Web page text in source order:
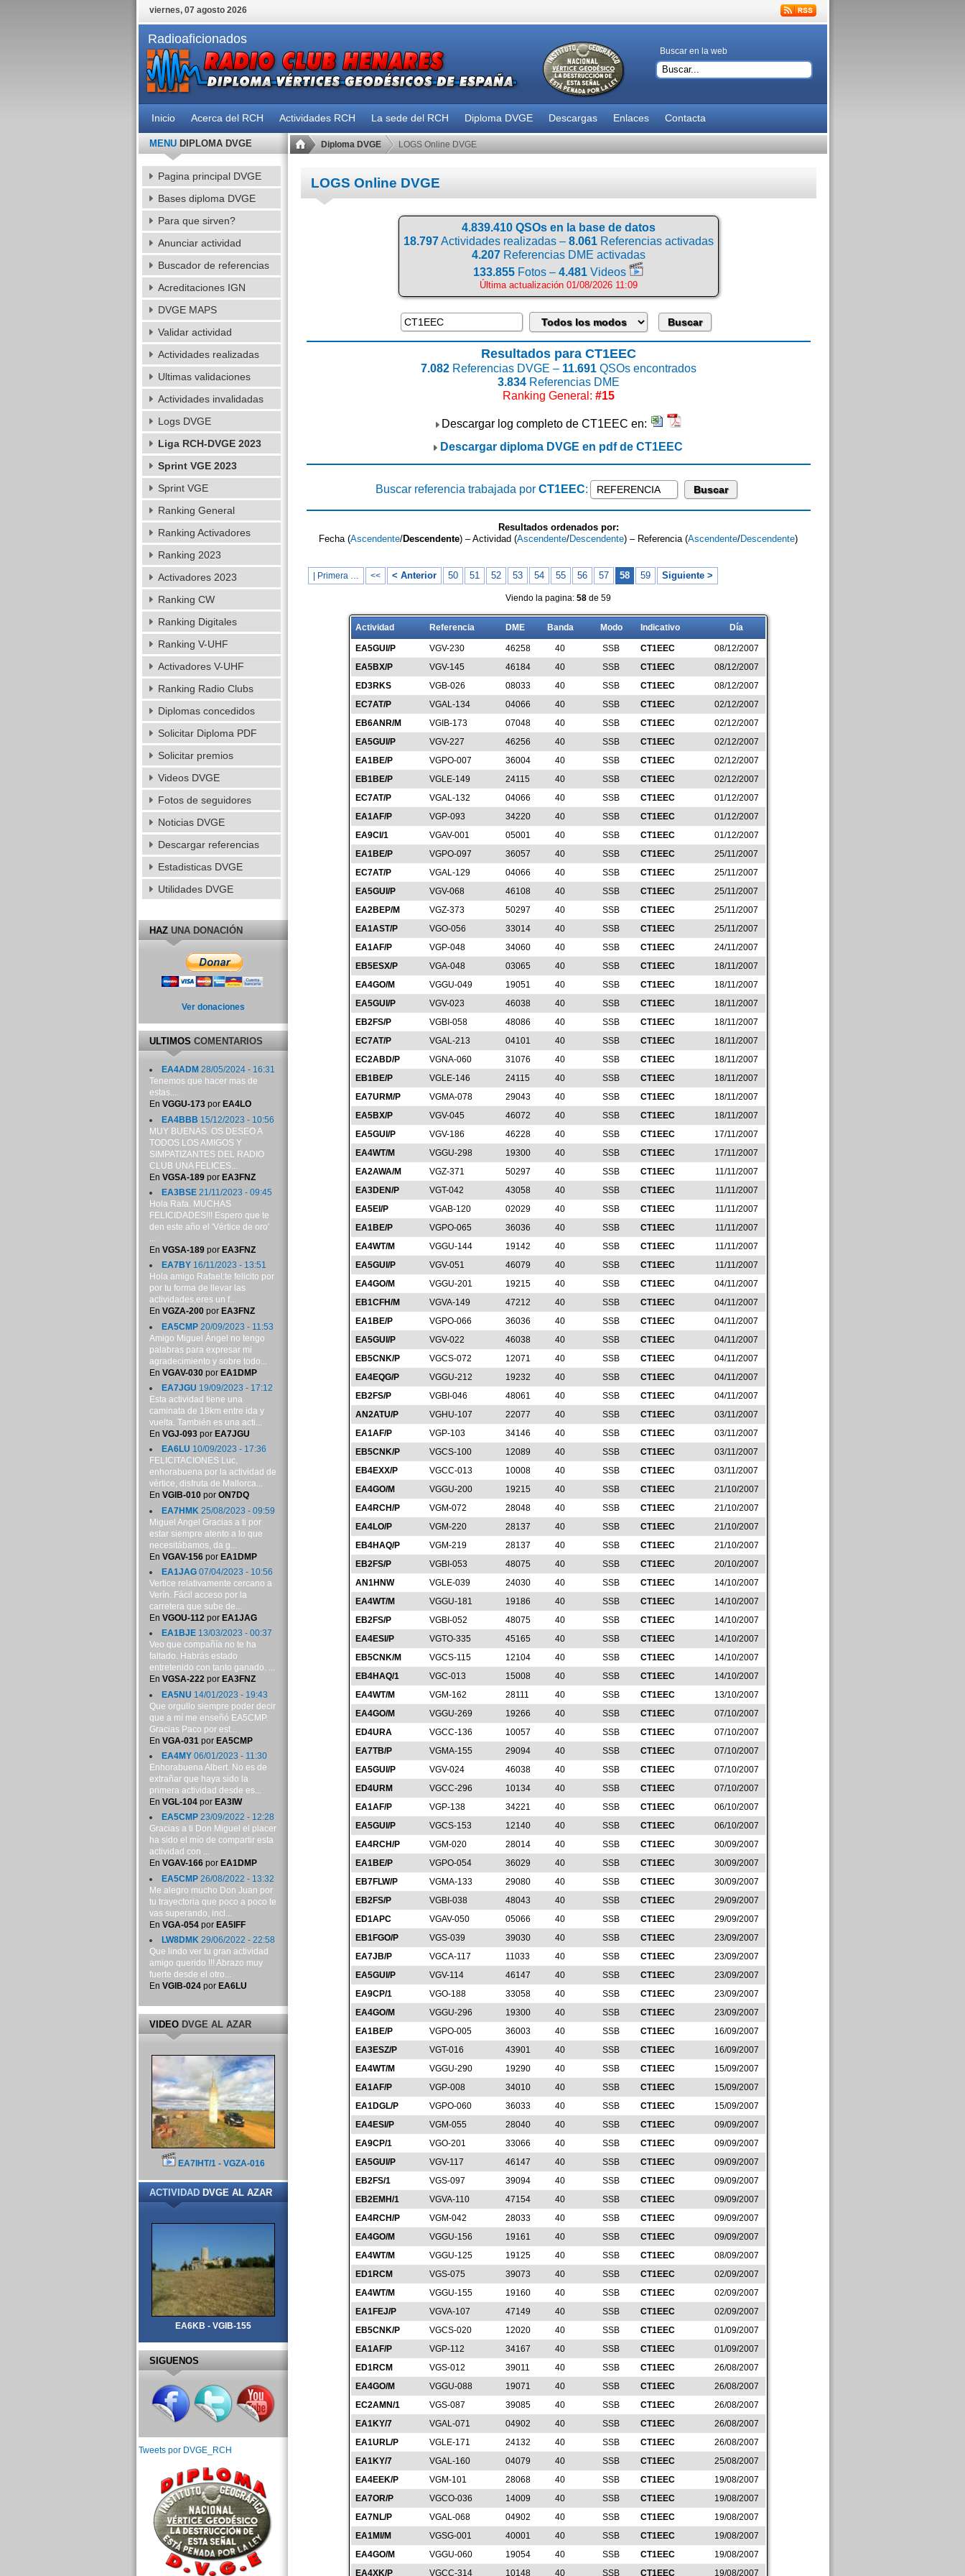
viernes, 07 agosto 2026
Radioaficionados
Buscar en la web
Inicio Acerca del RCH Actividades RCH La sede del RCH Diploma DVGE Descargas Enlaces Contacta
Diploma DVGE LOGS Online DVGE
LOGS Online DVGE
4.839.410 QSOs en la base de datos
18.797Actividades realizadas – 8.061Referencias activadas
4.207Referencias DME activadas
133.855 Fotos – 4.481 Videos
Última actualización 01/08/2026 11:09
Resultados para CT1EEC
7.082Referencias DVGE – 11.691QSOs encontrados
3.834Referencias DME
Ranking General: #15
Descargar log completo de CT1EEC en:
Descargar diploma DVGE en pdf de CT1EEC
Buscar referencia trabajada por CT1EEC:
Resultados ordenados por:
Fecha (Ascendente/Descendente) – Actividad (Ascendente/Descendente) – Referencia (Ascendente/Descendente)
| Primera … << < Anterior 50 51 52 53 54 55 56 57 58 59 Siguiente >
Viendo la pagina: 58 de 59
Actividad Referencia DME Banda Modo Indicativo Día
EA5GUI/P VGV-230 46258 40 SSB CT1EEC
08/12/2007
EA5BX/P
VGV-145 46184 40 SSB CT1EEC
08/12/2007
ED3RKS
VGB-026 08033 40 SSB CT1EEC
08/12/2007
EC7AT/P
VGAL-134 04066 40 SSB CT1EEC
02/12/2007
EB6ANR/M
VGIB-173 07048 40 SSB CT1EEC
02/12/2007
EA5GUI/P
VGV-227 46256 40 SSB CT1EEC
02/12/2007
EA1BE/P
VGPO-007 36004 40 SSB CT1EEC
02/12/2007
EB1BE/P
VGLE-149 24115 40 SSB CT1EEC
02/12/2007
EC7AT/P
VGAL-132 04066 40 SSB CT1EEC
01/12/2007
EA1AF/P
VGP-093 34220 40 SSB CT1EEC
01/12/2007
EA9CI/1
VGAV-001 05001 40 SSB CT1EEC
01/12/2007
EA1BE/P
VGPO-097 36057 40 SSB CT1EEC
25/11/2007
EC7AT/P
VGAL-129 04066 40 SSB CT1EEC
25/11/2007
EA5GUI/P
VGV-068 46108 40 SSB CT1EEC
25/11/2007
EA2BEP/M
VGZ-373 50297 40 SSB CT1EEC
25/11/2007
EA1AST/P
VGO-056 33014 40 SSB CT1EEC
25/11/2007
EA1AF/P
VGP-048 34060 40 SSB CT1EEC
24/11/2007
EB5ESX/P
VGA-048 03065 40 SSB CT1EEC
18/11/2007
EA4GO/M
VGGU-049 19051 40 SSB CT1EEC
18/11/2007
EA5GUI/P
VGV-023 46038 40 SSB CT1EEC
18/11/2007
EB2FS/P
VGBI-058 48086 40 SSB CT1EEC
18/11/2007
EC7AT/P
VGAL-213 04101 40 SSB CT1EEC
18/11/2007
EC2ABD/P
VGNA-060 31076 40 SSB CT1EEC
18/11/2007
EB1BE/P
VGLE-146 24115 40 SSB CT1EEC
18/11/2007
EA7URM/P
VGMA-078 29043 40 SSB CT1EEC
18/11/2007
EA5BX/P
VGV-045 46072 40 SSB CT1EEC
18/11/2007
EA5GUI/P
VGV-186 46228 40 SSB CT1EEC
17/11/2007
EA4WT/M
VGGU-298 19300 40 SSB CT1EEC
17/11/2007
EA2AWA/M
VGZ-371 50297 40 SSB CT1EEC
11/11/2007
EA3DEN/P
VGT-042 43058 40 SSB CT1EEC
11/11/2007
EA5EI/P
VGAB-120 02029 40 SSB CT1EEC
11/11/2007
EA1BE/P
VGPO-065 36036 40 SSB CT1EEC
11/11/2007
EA4WT/M
VGGU-144 19142 40 SSB CT1EEC
11/11/2007
EA5GUI/P
VGV-051 46079 40 SSB CT1EEC
11/11/2007
EA4GO/M
VGGU-201 19215 40 SSB CT1EEC
04/11/2007
EB1CFH/M
VGVA-149 47212 40 SSB CT1EEC
04/11/2007
EA1BE/P
VGPO-066 36036 40 SSB CT1EEC
04/11/2007
EA5GUI/P
VGV-022 46038 40 SSB CT1EEC
04/11/2007
EB5CNK/P
VGCS-072 12071 40 SSB CT1EEC
04/11/2007
EA4EQG/P
VGGU-212 19232 40 SSB CT1EEC
04/11/2007
EB2FS/P
VGBI-046 48061 40 SSB CT1EEC
04/11/2007
AN2ATU/P
VGHU-107 22077 40 SSB CT1EEC
03/11/2007
EA1AF/P
VGP-103 34146 40 SSB CT1EEC
03/11/2007
EB5CNK/P
VGCS-100 12089 40 SSB CT1EEC
03/11/2007
EB4EXX/P
VGCC-013 10008 40 SSB CT1EEC
03/11/2007
EA4GO/M
VGGU-200 19215 40 SSB CT1EEC
21/10/2007
EA4RCH/P
VGM-072 28048 40 SSB CT1EEC
21/10/2007
EA4LO/P
VGM-220 28137 40 SSB CT1EEC
21/10/2007
EB4HAQ/P
VGM-219 28137 40 SSB CT1EEC
21/10/2007
EB2FS/P
VGBI-053 48075 40 SSB CT1EEC
20/10/2007
AN1HNW
VGLE-039 24030 40 SSB CT1EEC
14/10/2007
EA4WT/M
VGGU-181 19186 40 SSB CT1EEC
14/10/2007
EB2FS/P
VGBI-052 48075 40 SSB CT1EEC
14/10/2007
EA4ESI/P
VGTO-335 45165 40 SSB CT1EEC
14/10/2007
EB5CNK/M
VGCS-115 12104 40 SSB CT1EEC
14/10/2007
EB4HAQ/1
VGC-013 15008 40 SSB CT1EEC
14/10/2007
EA4WT/M
VGM-162 28111 40 SSB CT1EEC
13/10/2007
EA4GO/M
VGGU-269 19266 40 SSB CT1EEC
07/10/2007
ED4URA
VGCC-136 10057 40 SSB CT1EEC
07/10/2007
EA7TB/P
VGMA-155 29094 40 SSB CT1EEC
07/10/2007
EA5GUI/P
VGV-024 46038 40 SSB CT1EEC
07/10/2007
ED4URM
VGCC-296 10134 40 SSB CT1EEC
07/10/2007
EA1AF/P
VGP-138 34221 40 SSB CT1EEC
06/10/2007
EA5GUI/P
VGCS-153 12140 40 SSB CT1EEC
06/10/2007
EA4RCH/P
VGM-020 28014 40 SSB CT1EEC
30/09/2007
EA1BE/P
VGPO-054 36029 40 SSB CT1EEC
30/09/2007
EB7FLW/P
VGMA-133 29080 40 SSB CT1EEC
30/09/2007
EB2FS/P
VGBI-038 48043 40 SSB CT1EEC
29/09/2007
ED1APC
VGAV-050 05066 40 SSB CT1EEC
29/09/2007
EB1FGO/P
VGS-039 39030 40 SSB CT1EEC
23/09/2007
EA7JB/P
VGCA-117 11033 40 SSB CT1EEC
23/09/2007
EA5GUI/P
VGV-114 46147 40 SSB CT1EEC
23/09/2007
EA9CP/1
VGO-188 33058 40 SSB CT1EEC
23/09/2007
EA4GO/M
VGGU-296 19300 40 SSB CT1EEC
23/09/2007
EA1BE/P
VGPO-005 36003 40 SSB CT1EEC
16/09/2007
EA3ESZ/P
VGT-016 43901 40 SSB CT1EEC
16/09/2007
EA4WT/M
VGGU-290 19290 40 SSB CT1EEC
15/09/2007
EA1AF/P
VGP-008 34010 40 SSB CT1EEC
15/09/2007
EA1DGL/P
VGPO-060 36033 40 SSB CT1EEC
15/09/2007
EA4ESI/P
VGM-055 28040 40 SSB CT1EEC
09/09/2007
EA9CP/1
VGO-201 33066 40 SSB CT1EEC
09/09/2007
EA5GUI/P
VGV-117 46147 40 SSB CT1EEC
09/09/2007
EB2FS/1
VGS-097 39094 40 SSB CT1EEC
09/09/2007
EB2EMH/1
VGVA-110 47154 40 SSB CT1EEC
09/09/2007
EA4RCH/P
VGM-042 28033 40 SSB CT1EEC
09/09/2007
EA4GO/M
VGGU-156 19161 40 SSB CT1EEC
09/09/2007
EA4WT/M
VGGU-125 19125 40 SSB CT1EEC
08/09/2007
ED1RCM
VGS-075 39073 40 SSB CT1EEC
02/09/2007
EA4WT/M
VGGU-155 19160 40 SSB CT1EEC
02/09/2007
EA1FEJ/P
VGVA-107 47149 40 SSB CT1EEC
02/09/2007
EB5CNK/P
VGCS-020 12020 40 SSB CT1EEC
01/09/2007
EA1AF/P
VGP-112 34167 40 SSB CT1EEC
01/09/2007
ED1RCM
VGS-012 39011 40 SSB CT1EEC
26/08/2007
EA4GO/M
VGGU-088 19071 40 SSB CT1EEC
26/08/2007
EC2AMN/1
VGS-087 39085 40 SSB CT1EEC
26/08/2007
EA1KY/7
VGAL-071 04902 40 SSB CT1EEC
26/08/2007
EA1URL/P
VGLE-171 24132 40 SSB CT1EEC
26/08/2007
EA1KY/7
VGAL-160 04079 40 SSB CT1EEC
25/08/2007
EA4EEK/P
VGM-101 28068 40 SSB CT1EEC
19/08/2007
EA7OR/P
VGCO-036 14009 40 SSB CT1EEC
19/08/2007
EA7NL/P
VGAL-068 04902 40 SSB CT1EEC
19/08/2007
EA1MI/M
VGSG-001 40001 40 SSB CT1EEC
19/08/2007
EA4GO/M
VGGU-060 19054 40 SSB CT1EEC
19/08/2007
EA4XK/P
VGCC-314 10148 40 SSB CT1EEC 19/08/2007
MENUDIPLOMA DVGE
Pagina principal DVGE
Bases diploma DVGE
Para que sirven?
Anunciar actividad
Buscador de referencias
Acreditaciones IGN
DVGE MAPS
Validar actividad
Actividades realizadas
Ultimas validaciones
Actividades invalidadas
Logs DVGE
Liga RCH-DVGE 2023
Sprint VGE 2023
Sprint VGE
Ranking General
Ranking Activadores
Ranking 2023
Activadores 2023
Ranking CW
Ranking Digitales
Ranking V-UHF
Activadores V-UHF
Ranking Radio Clubs
Diplomas concedidos
Solicitar Diploma PDF
Solicitar premios
Videos DVGE
Fotos de seguidores
Noticias DVGE
Descargar referencias
Estadisticas DVGE
Utilidades DVGE
HAZUNA DONACIÓN
Ver donaciones
ULTIMOSCOMENTARIOS
EA4ADM 28/05/2024 - 16:31
Tenemos que hacer mas de
estas....
En VGGU-173por EA4LO
EA4BBB 15/12/2023 - 10:56
MUY BUENAS. OS DESEO A
TODOS LOS AMIGOS Y
SIMPATIZANTES DEL RADIO
CLUB UNA FELICES...
En VGSA-189por EA3FNZ
EA3BSE21/11/2023 - 09:45
Hola Rafa. MUCHAS
FELICIDADES!!! Espero que te
den este año el 'Vértice de oro'
...
En VGSA-189por EA3FNZ
EA7BY16/11/2023 - 13:51
Hola amigo Rafael:te felicito por
por tu forma de llevar las
actividades,eres un f...
En VGZA-200por EA3FNZ
EA5CMP20/09/2023 - 11:53
Amigo Miguel Ángel no tengo
palabras para expresar mi
agradecimiento y sobre todo...
En VGAV-030por EA1DMP
EA7JGU 19/09/2023 - 17:12
Esta actividad tiene una
caminata de 18km entre ida y
vuelta. También es una acti...
En VGJ-093por EA7JGU
EA6LU 10/09/2023 - 17:36
FELICITACIONES Luc,
enhorabuena por la actividad de
vértice, disfruta de Mallorca...
En VGIB-010por ON7DQ
EA7HMK 25/08/2023 - 09:59
Miguel Angel Gracias a ti por
estar siempre atento a lo que
necesitábamos, da g...
En VGAV-156por EA1DMP
EA1JAG07/04/2023 - 10:56
Vertice relativamente cercano a
Verín. Fácil acceso por la
carretera que sube de...
En VGOU-112por EA1JAG
EA1BJE13/03/2023 - 00:37
Veo que compañía no te ha
faltado. Habrás estado
entretenido con tanto ganado. ...
En VGSA-222por EA3FNZ
EA5NU 14/01/2023 - 19:43
Que orgullo siempre poder decir
que a mí me enseñó EA5CMP.
Gracias Paco por est...
En VGA-031 por EA5CMP
EA4MY06/01/2023 - 11:30
Enhorabuena Albert. No es de
extrañar que haya sido la
primera actividad desde es...
En VGL-104por EA3IW
EA5CMP23/09/2022 - 12:28
Gracias a ti Don Miguel el placer
ha sido el mío de compartir esta
actividad con ...
En VGAV-166por EA1DMP
EA5CMP26/08/2022 - 13:32
Me alegro mucho Don Juan por
tu trayectoria que poco a poco te
vas superando, incl...
En VGA-054por EA5IFF
LW8DMK29/06/2022 - 22:58
Que lindo ver tu gran actividad
amigo querido !!! Abrazo muy
fuerte desde el otro...
En VGIB-024por EA6LU
VIDEODVGE AL AZAR
EA7IHT/1 - VGZA-016
ACTIVIDADDVGE AL AZAR
EA6KB - VGIB-155
SIGUENOS
Tweets por DVGE_RCH